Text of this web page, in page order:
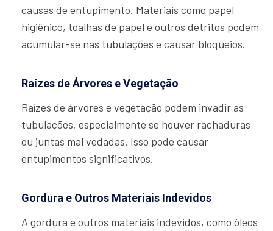
causas de entupimento. Materiais como papel
higiênico, toalhas de papel e outros detritos podem
acumular-se nas tubulações e causar bloqueios.
Raízes de Árvores e Vegetação
Raízes de árvores e vegetação podem invadir as
tubulações, especialmente se houver rachaduras
ou juntas mal vedadas. Isso pode causar
entupimentos significativos.
Gordura e Outros Materiais Indevidos
A gordura e outros materiais indevidos, como óleos